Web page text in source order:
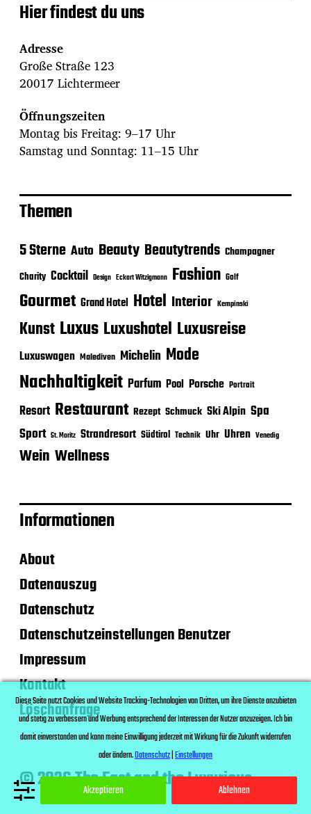
Hier findest du uns
Adresse
Große Straße 123
20017 Lichtermeer
Öffnungszeiten
Montag bis Freitag: 9–17 Uhr
Samstag und Sonntag: 11–15 Uhr
Themen
5 Sterne Auto Beauty Beautytrends Champagner
Charity Cocktail Design Eckart Witzigmann Fashion Golf
Gourmet Grand Hotel Hotel Interior Kempinski
Kunst Luxus Luxushotel Luxusreise
Luxuswagen Malediven Michelin Mode
Nachhaltigkeit Parfum Pool Porsche Portrait
Resort Restaurant Rezept Schmuck Ski Alpin Spa
Sport St. Moritz Strandresort Südtirol Technik Uhr Uhren Venedig
Wein Wellness
Informationen
About
Datenauszug
Datenschutz
Datenschutzeinstellungen Benutzer
Impressum
Kontakt
Löschanfrage
© 2026 The Fast and the Luxurious
Diese Seite nutzt Cookies und Website Tracking-Technologien von Dritten, um ihre Dienste anzubieten
und stetig zu verbessern und Werbung entsprechend der Interessen der Nutzer anzuzeigen. Ich bin
damit einverstanden und kann meine Einwilligung jederzeit mit Wirkung für die Zukunft widerrufen
oder ändern.Datenschutz|Einstellungen
Akzeptieren Ablehnen